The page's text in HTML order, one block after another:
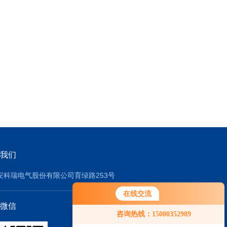
在线交流
咨询热线：15000352989
们
科瑞电气股份有限公司育绿路253号
信